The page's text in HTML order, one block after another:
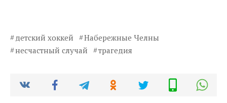
детский хоккей
Набережные Челны
несчастный случай
трагедия